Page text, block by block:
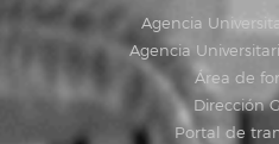
Agencia
Agencia
Área de
Dirección
Portal de